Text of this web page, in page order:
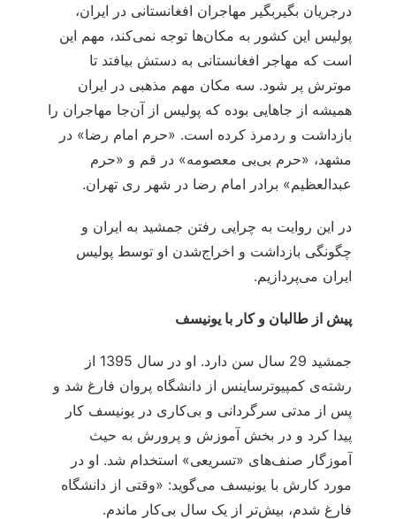
درجریان بگیربگیر مهاجران افغانستانی در ایران،
پولیس این کشور به مکان‌ها توجه نمی‌کند، مهم این
است که مهاجر افغانستانی به دستش بیافتد تا
موترش پر شود. سه مکان مهم مذهبی در ایران
همیشه از جاهایی بوده که پولیس از آن‌جا مهاجران را
بازداشت و ردمرذ کرده است. «حرم امام رضا» در
مشهد، «حرم بی‌بی معصومه» در قم و «حرم
عبدالعظیم» برادر امام رضا در شهر ری تهران.
در این روایت به چرایی رفتن جمشید به ایران و
چگونگی بازداشت و اخراج‌شدن او توسط پولیس
ایران می‌پردازیم.
پیش از طالبان و کار با یونیسف
جمشید 29 سال سن دارد. او در سال 1395 از
رشته‌ی کمپیوترساینس از دانشگاه پروان فارغ شد و
پس از مدتی سرگردانی و بی‌کاری در یونیسف کار
پیدا کرد و در بخش آموزش و پرورش به حیث
آموزگار صنف‌های «تسریعی» استخدام شد. او در
مورد کارش با یونیسف می‌گوید: «وقتی از دانشگاه
فارغ شدم، بیش‌تر از یک سال بی‌کار ماندم.